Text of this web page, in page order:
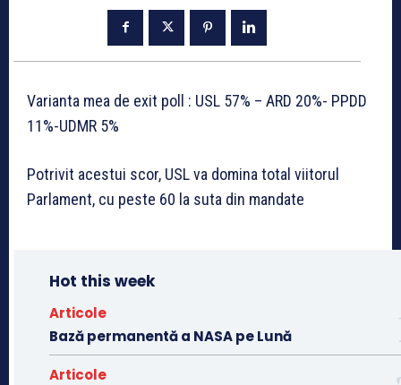
Varianta mea de exit poll : USL 57% – ARD 20%- PPDD
11%-UDMR 5%
Potrivit acestui scor, USL va domina total viitorul
Parlament, cu peste 60 la suta din mandate
Hot this week
Articole
Bază permanentă a NASA pe Lună
Articole